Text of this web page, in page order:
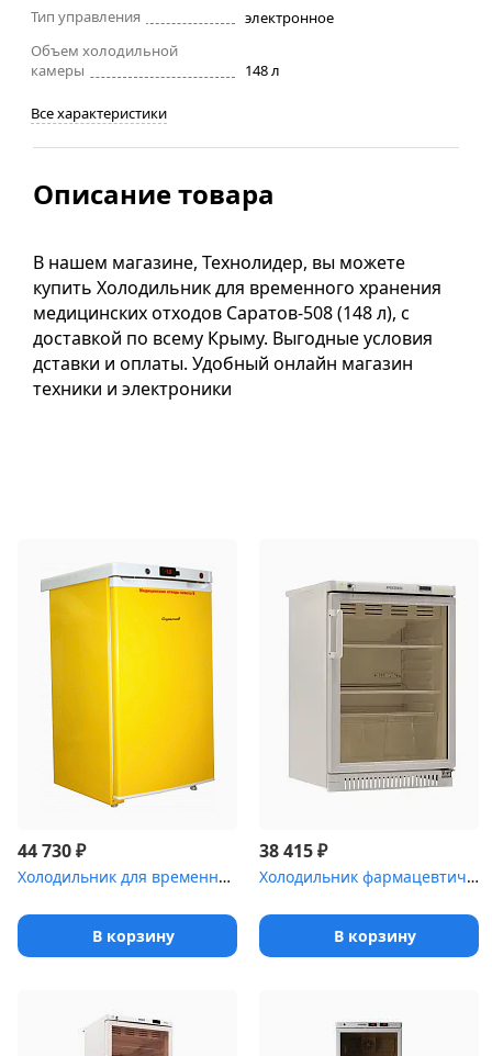
Тип управления
электронное
Объем холодильной
камеры
148 л
Все характеристики
Описание товара
В нашем магазине, Технолидер, вы можете
купить Холодильник для временного хранения
медицинских отходов Саратов-508 (148 л), с
доставкой по всему Крыму. Выгодные условия
дставки и оплаты. Удобный онлайн магазин
техники и электроники
44 730₽
Холодильник для временного хранения медицинских отходов Саратов-5...
В корзину
38 415₽
Холодильник фармацевтический POZIS ХФ-140-3(ТС) тонированное стек...
В корзину
Электролобзики
Электрорубанки